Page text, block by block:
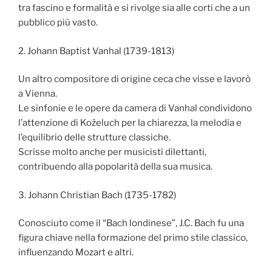
tra fascino e formalità e si rivolge sia alle corti che a un
pubblico più vasto.
2. Johann Baptist Vanhal (1739-1813)
Un altro compositore di origine ceca che visse e lavorò
a Vienna.
Le sinfonie e le opere da camera di Vanhal condividono
l’attenzione di Koželuch per la chiarezza, la melodia e
l’equilibrio delle strutture classiche.
Scrisse molto anche per musicisti dilettanti,
contribuendo alla popolarità della sua musica.
3. Johann Christian Bach (1735-1782)
Conosciuto come il “Bach londinese”, J.C. Bach fu una
figura chiave nella formazione del primo stile classico,
influenzando Mozart e altri.